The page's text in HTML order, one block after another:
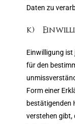
Daten zu
k)
Einwilligung ist
für den
Form einer
bestätigenden
verstehen gibt,